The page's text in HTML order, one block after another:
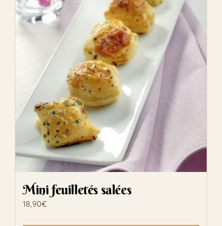
Mini feuilletés salées
18,90€